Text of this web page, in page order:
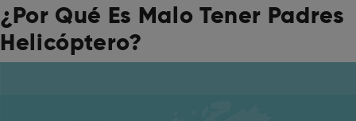
¿Por Qué Es Malo Tener Padres
Helicóptero?